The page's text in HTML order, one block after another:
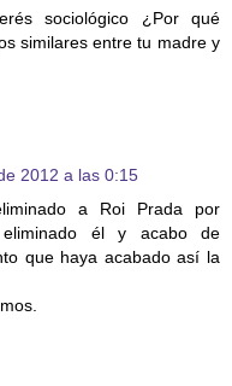
sociológico ¿Por qué
similares entre tu madre y
2012 a las 0:15
a Roi Prada por
él y acabo de
que haya acabado así la